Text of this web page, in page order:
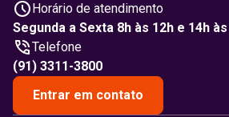
Horário de atendimento
Segunda a Sexta 8h às 12h e 14h
Telefone
(91) 3311-3800
Entrar em contato